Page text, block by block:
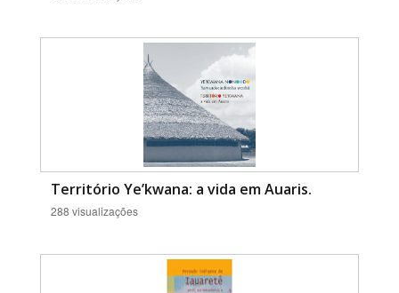
Território Ye’kwana: a vida em Auaris.
288 visualizações